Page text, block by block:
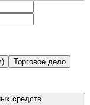
Торговое дело